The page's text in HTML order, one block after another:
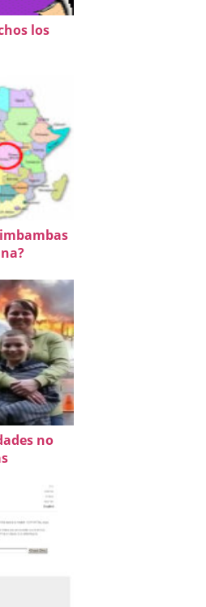
los
no